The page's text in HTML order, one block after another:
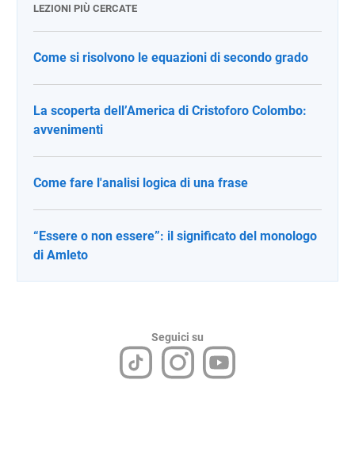
LEZIONI PIÙ CERCATE
Come si risolvono le equazioni di secondo grado
La scoperta dell’America di Cristoforo Colombo:
avvenimenti
Come fare l'analisi logica di una frase
“Essere o non essere”: il significato del monologo
di Amleto
Seguici su